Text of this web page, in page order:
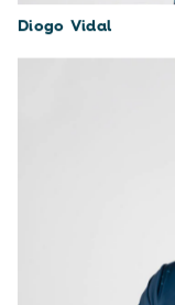
Diogo Vidal